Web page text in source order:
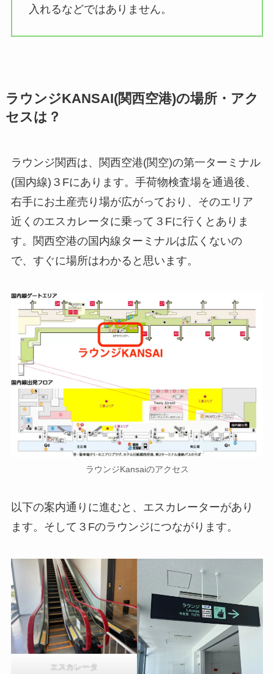
入れるなどではありません。
ラウンジKANSAI(関西空港)の場所・アク
セスは？
ラウンジ関西は、関西空港(関空)の第一ターミナル
(国内線)３Fにあります。手荷物検査場を通過後、
右手にお土産売り場が広がっており、そのエリア
近くのエスカレータに乗って３Fに行くとありま
す。関西空港の国内線ターミナルは広くないの
で、すぐに場所はわかると思います。
ラウンジKansaiのアクセス
以下の案内通りに進むと、エスカレーターがあり
ます。そして３Fのラウンジにつながります。
エスカレータ